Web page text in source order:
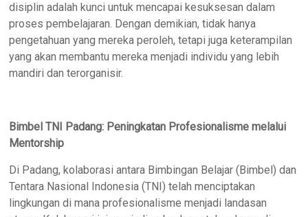
disiplin adalah kunci untuk mencapai kesuksesan dalam
proses pembelajaran. Dengan demikian, tidak hanya
pengetahuan yang mereka peroleh, tetapi juga keterampilan
yang akan membantu mereka menjadi individu yang lebih
mandiri dan terorganisir.
Bimbel TNI Padang: Peningkatan Profesionalisme melalui
Mentorship
Di Padang, kolaborasi antara Bimbingan Belajar (Bimbel) dan
Tentara Nasional Indonesia (TNI) telah menciptakan
lingkungan di mana profesionalisme menjadi landasan